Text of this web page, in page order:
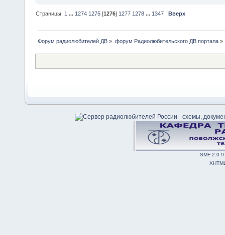
Страницы: 1 ... 1274 1275 [1276] 1277 1278 ... 1347 Вверх
Форум радиолюбителей ДВ » форум Радиолюбительского ДВ портала»
SMF 2.0.9